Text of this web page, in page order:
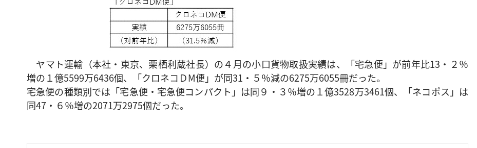
ヤマト運輸（本社・東京、栗栖利蔵社長）の４月の小口貨物取扱実績は、「宅急便」が前年比13・２％
増の１億5599万6436個、「クロネコＤM便」が同31・５％減の6275万6055冊だった。
宅急便の種類別では「宅急便・宅急便コンパクト」は同９・３％増の１億3528万3461個、「ネコポス」は
同47・６％増の2071万2975個だった。